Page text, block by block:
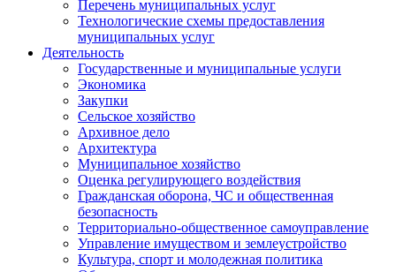
Перечень муниципальных услуг
Технологические схемы предоставления
муниципальных услуг
Деятельность
Государственные и муниципальные услуги
Экономика
Закупки
Сельское хозяйство
Архивное дело
Архитектура
Муниципальное хозяйство
Оценка регулирующего воздействия
Гражданская оборона, ЧС и общественная
безопасность
Территориально-общественное самоуправление
Управление имуществом и землеустройство
Культура, спорт и молодежная политика